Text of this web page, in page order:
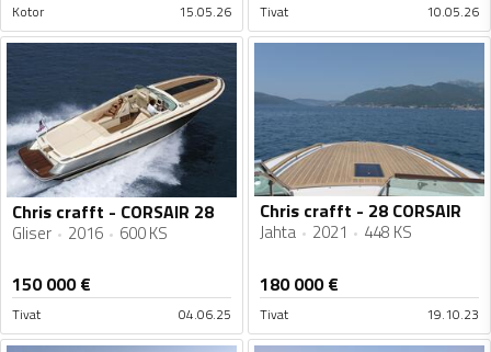
Kotor 15.05.26 Tivat 10.05.26
Chris crafft - CORSAIR 28
Gliser 2016 600 KS
150 000€
Tivat 04.06.25
Chris crafft - 28 CORSAIR
Jahta 2021 448 KS
180 000€
Tivat 19.10.23